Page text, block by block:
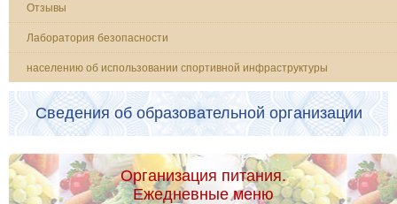
Отзывы
Лаборатория безопасности
населению об использовании спортивной инфраструктуры
Сведения об образовательной организации
Организация питания.
Ежедневные меню